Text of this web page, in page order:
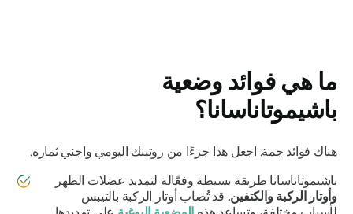
ما هي فوائد وضعية
باشيموتاناسانا؟
هناك فوائد جمة. اجعل هذا جزءًا من روتينك اليومي واجني ثماره.
باشيموتاناساناطريقة بسيطة وفعّالة لتمديد عضلات الظهر
وأوتار الركبةوالكتفين.قد تُصاب أوتار الركبة بالتيبس